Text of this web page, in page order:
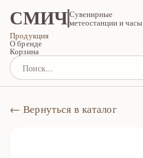
СМИЧСувенирные
метеостанции и часы
Продукция
О бренде
Корзина
← Вернуться в каталог